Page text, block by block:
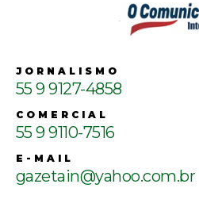
JORNALISMO
55 9 9127-4858
COMERCIAL
55 9 9110-7516
E-MAIL
gazetain@yahoo.com.br